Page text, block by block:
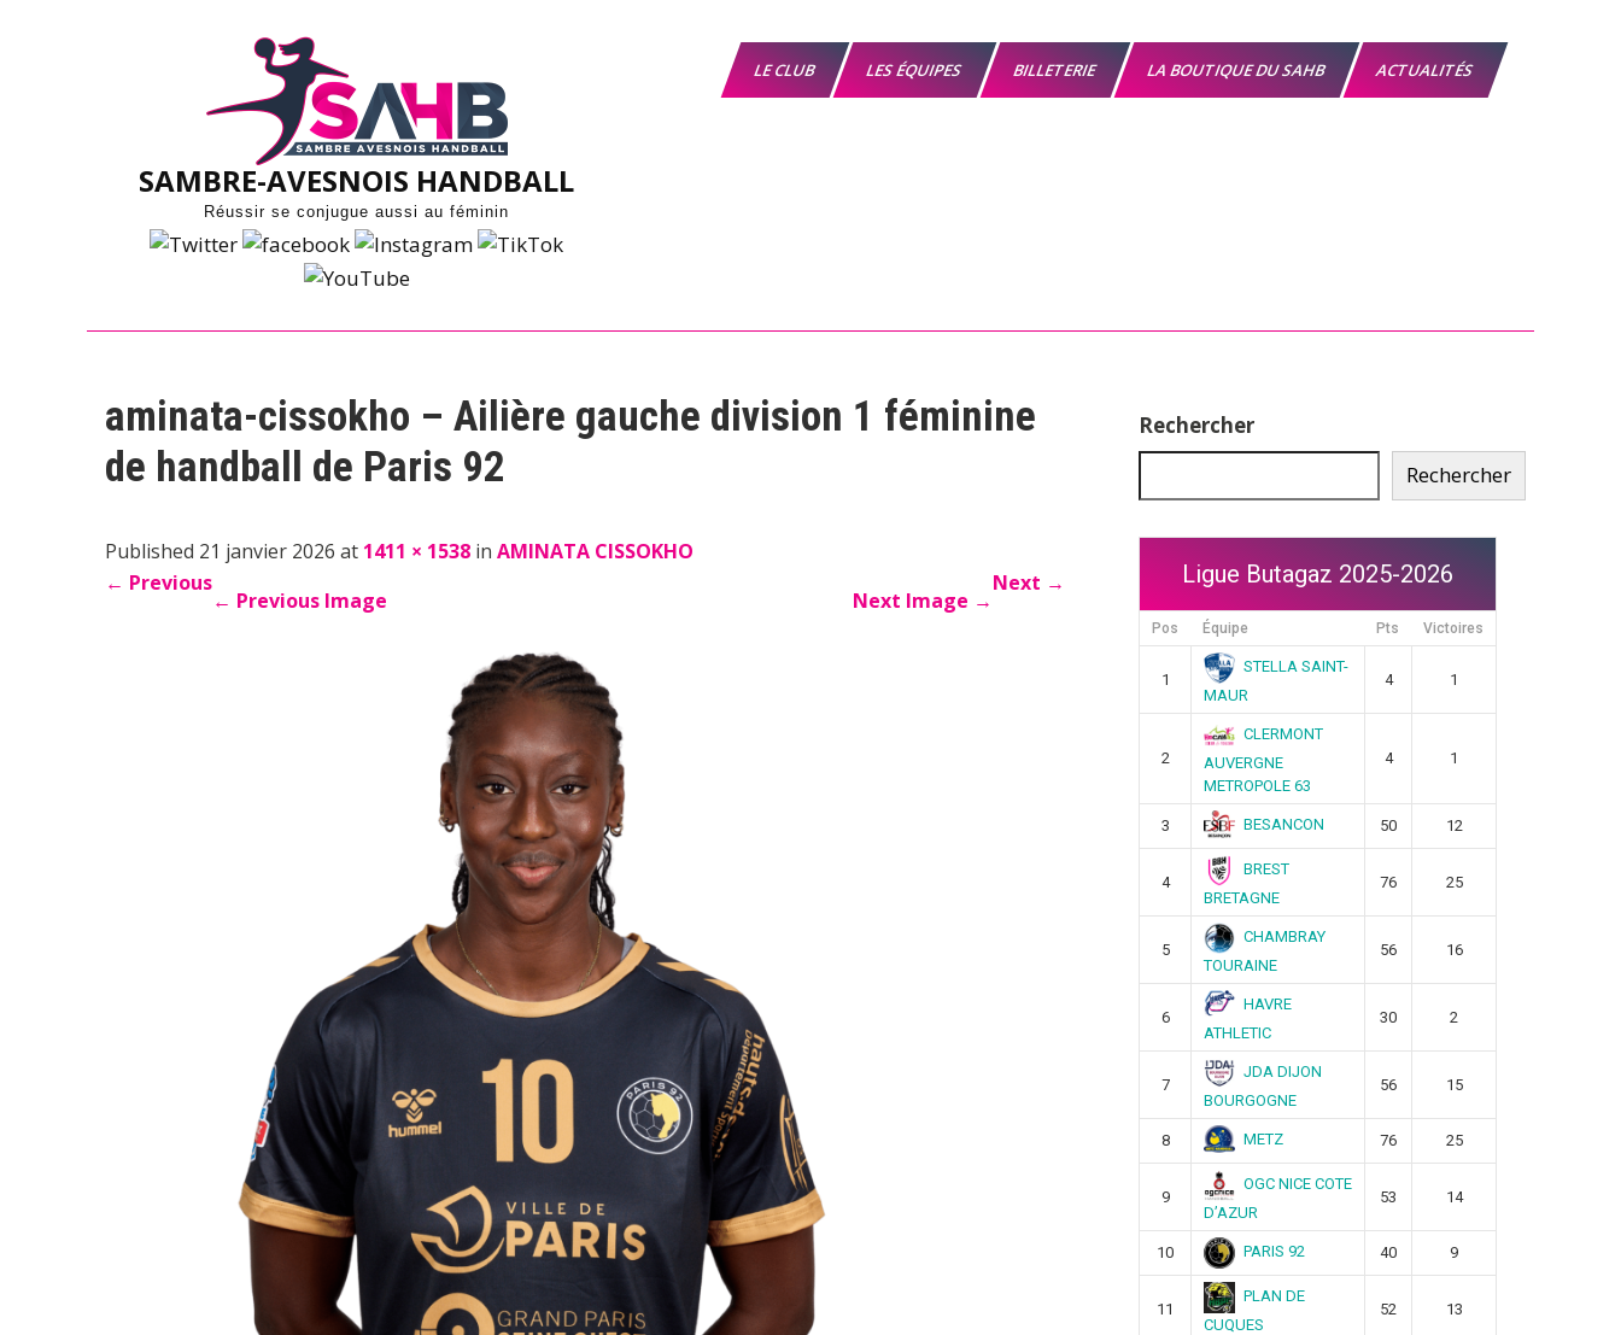
SAMBRE-AVESNOIS HANDBALL
Réussir se conjugue aussi au féminin
LE CLUB LES ÉQUIPES BILLETERIE LA BOUTIQUE DU SAHB ACTUALITÉS
aminata-cissokho – Ailière gauche division 1 féminine
de handball de Paris 92
Published 21 janvier 2026 at 1411 × 1538 in AMINATA CISSOKHO
← Previous Next →
← Previous Image Next Image →
Rechercher
Rechercher
Ligue Butagaz 2025-2026
Pos Équipe Pts Victoires
1
STELLA SAINT-
MAUR
4 1
2
CLERMONT
AUVERGNE
METROPOLE 63
4 1
3 BESANCON 50 12
4
BREST
BRETAGNE
76 25
5
CHAMBRAY
TOURAINE
56 16
6
HAVRE
ATHLETIC
30 2
7
JDA DIJON
BOURGOGNE
56 15
8 METZ 76 25
9
OGC NICE COTE
D’AZUR
53 14
10 PARIS 92 40 9
11
PLAN DE
CUQUES
52 13